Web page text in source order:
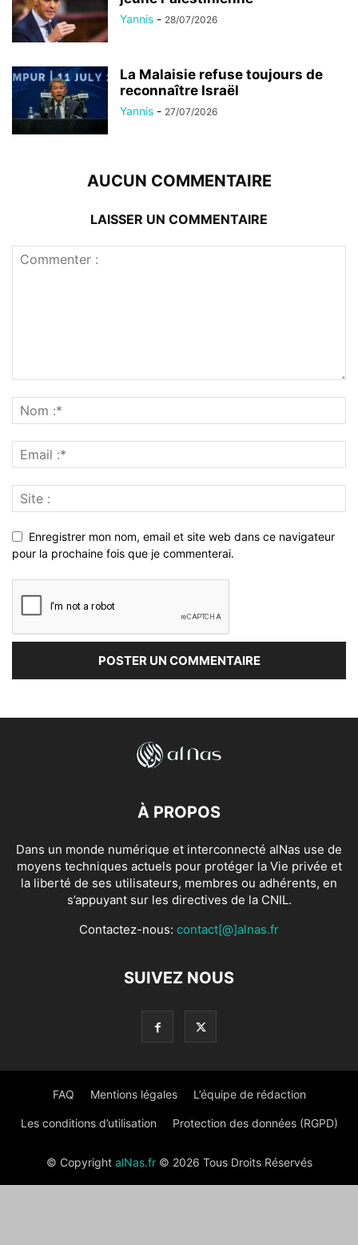
Yannis - 28/07/2026
La Malaisie refuse toujours de
reconnaître Israël
Yannis - 27/07/2026
AUCUN COMMENTAIRE
LAISSER UN COMMENTAIRE
Enregistrer mon nom, email et site web dans ce navigateur
pour la prochaine fois que je commenterai.
À PROPOS
Dans un monde numérique et interconnecté alNas use de
moyens techniques actuels pour protéger la Vie privée et
la liberté de ses utilisateurs, membres ou adhérents, en
s’appuyant sur les directives de la CNIL.
Contactez-nous: contact[@]alnas.fr
SUIVEZ NOUS
FAQ Mentions légales L’équipe de rédaction
Les conditions d’utilisation Protection des données (RGPD)
© Copyright alNas.fr© 2026 Tous Droits Réservés